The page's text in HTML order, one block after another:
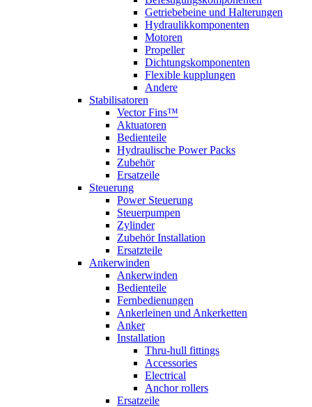
Getriebebeine und Halterungen
Hydraulikkomponenten
Motoren
Propeller
Dichtungskomponenten
Flexible kupplungen
Andere
Stabilisatoren
Vector Fins™
Aktuatoren
Bedienteile
Hydraulische Power Packs
Zubehör
Ersatzeile
Steuerung
Power Steuerung
Steuerpumpen
Zylinder
Zubehör Installation
Ersatzteile
Ankerwinden
Ankerwinden
Bedienteile
Fernbedienungen
Ankerleinen und Ankerketten
Anker
Installation
Thru-hull fittings
Accessories
Electrical
Anchor rollers
Ersatzeile